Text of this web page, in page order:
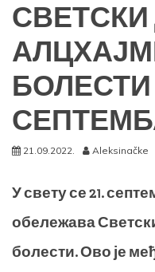
БОЛЕСТИ
21.09.2022. Aleksinačke
У свету се 21.
обележава
болести. Ово је